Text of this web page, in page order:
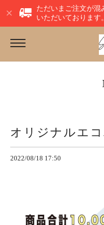
ただいまご注文が混
いただいております。
オリジナルエ
2022/08/18 17:50